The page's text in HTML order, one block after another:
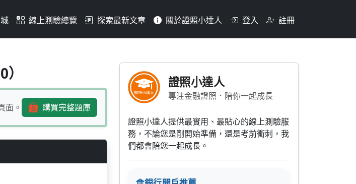
線上測驗總覽 探索最新文章 關於證照小達人 登入 註冊
損失抑制(2)風險自留(3)投保保險(4)
面。 購買完整題庫
證照小達人
專注金融證照．陪你一起成長
證照小達人提供最實用、最貼心的線上測驗服
務，不論您是剛開始準備，還是考前衝刺，我
們都會陪您一起成長。